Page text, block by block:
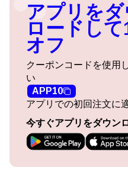
アプリを
ロードし
オフ
クーポンコードを使用
い
APP10
アプリでの初回注文に
今すぐアプリをダウン